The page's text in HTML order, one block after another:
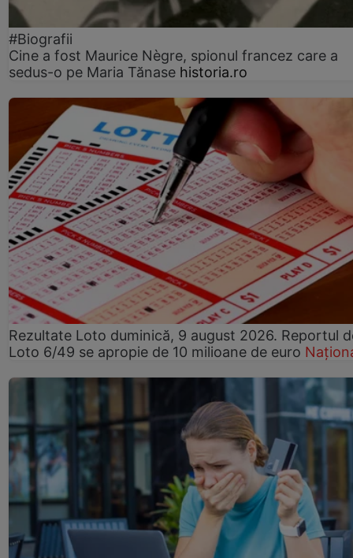
#Biografii
Cine a fost Maurice Nègre, spionul francez care a
sedus-o pe Maria Tănase historia.ro
Rezultate Loto duminică, 9 august 2026. Reportul
Loto 6/49 se apropie de 10 milioane de euro